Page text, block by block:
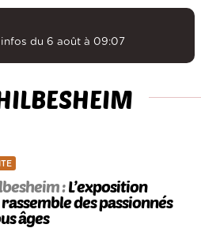
du 6 août à 09:07
:L’exposition
rassemble des passionnés
âges